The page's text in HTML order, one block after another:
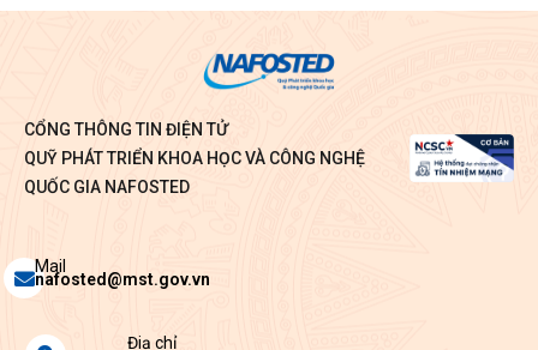
CỔNG THÔNG TIN ĐIỆN TỬ
QUỸ PHÁT TRIỂN KHOA HỌC VÀ CÔNG NGHỆ
QUỐC GIA NAFOSTED
Envelope
Mail
nafosted@mst.gov.vn
Map- Điạ chỉ